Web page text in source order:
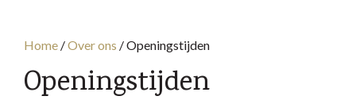
Home /Over ons /Openingstijden
Openingstijden